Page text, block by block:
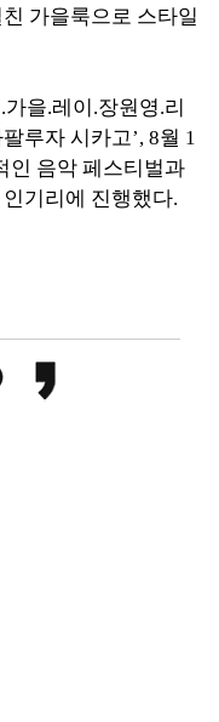
가을룩으로 스타일
을.레이.장원영.리
루자 시카고’, 8월 1
인 음악 페스티벌과
기리에 진행했다.